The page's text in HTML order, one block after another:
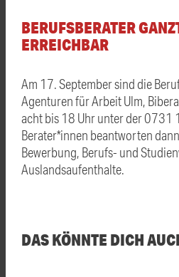
BERUFSBERATER
ERREICHBAR
Am 17. September sind die
Agenturen für Arbeit Ulm,
acht bis 18 Uhr unter der
Berater*innen beantworten
Bewerbung, Berufs- und
Auslandsaufenthalte.
DAS KÖNNTE DICH